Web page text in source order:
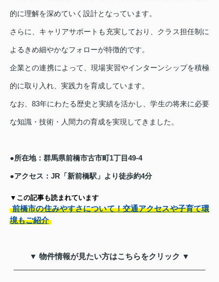
的に理解を深めていく設計となっています。
さらに、キャリアサポートも充実しており、クラス担任制に
よるきめ細やかなフォローが特徴的です。
企業との連携によって、現場実習やインターンシップを積極
的に取り入れ、実践力を育成しています。
なお、83年にわたる歴史と実績を活かし、学生の将来に必要
な知識・技術・人間力の育成を実現してきました。
●所在地：群馬県前橋市古市町1丁目49-4
●アクセス：JR「新前橋駅」より徒歩約4分
▼この記事も読まれています
前橋市の住みやすさについて！交通アクセスや子育て環
境もご紹介
▼ 物件情報が見たい方はこちらをクリック ▼